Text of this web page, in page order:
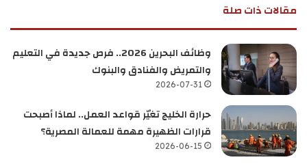
مقالات ذات صلة
وظائف البحرين 2026.. فرص جديدة في التعليم
والتمريض والفنادق والبنوك
2026-07-31
حرارة الخليج تغيّر قواعد العمل.. لماذا أصبحت
قرارات الظهيرة مهمة للعمالة المصرية؟
2026-06-15